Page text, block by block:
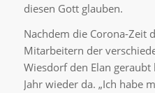
diesen Gott glauben.
Nachdem die Corona-Zeit
Mitarbeitern der
Wiesdorf den Elan
Jahr wieder da. „Ich habe